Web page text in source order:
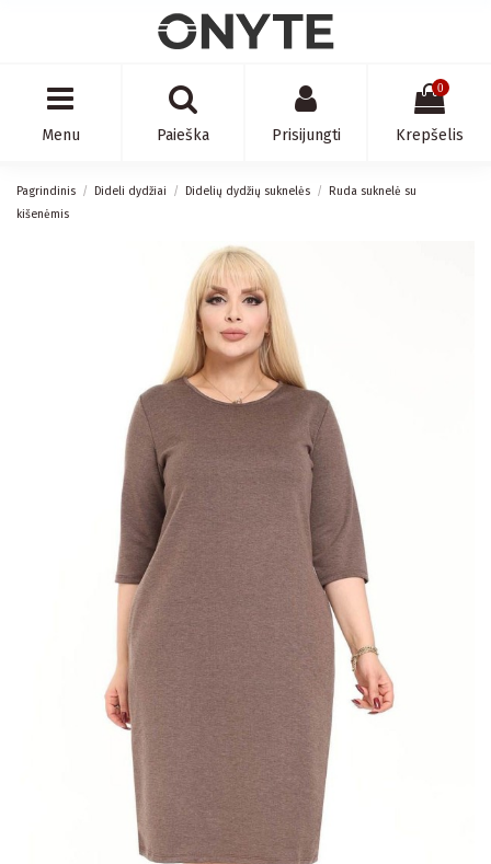
Menu Paieška Prisijungti
0
Krepšelis
Pagrindinis Dideli dydžiai Didelių dydžių suknelės
Ruda suknelė su
kišenėmis